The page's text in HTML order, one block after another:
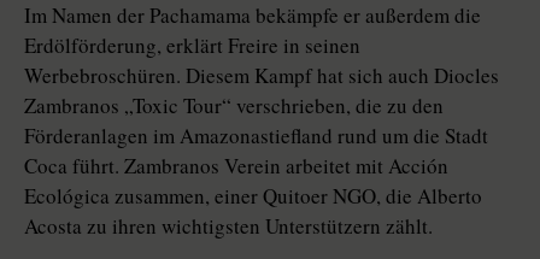
Im Namen der Pachamama bekämpfe er außerdem die
Erdölförderung, erklärt Freire in seinen
Werbebroschüren. Diesem Kampf hat sich auch Diocles
Zambranos „Toxic Tour“ verschrieben, die zu den
Förderanlagen im Amazonastiefland rund um die Stadt
Coca führt. Zambranos Verein arbeitet mit Acción
Ecológica zusammen, einer Quitoer NGO, die Alberto
Acosta zu ihren wichtigsten Unterstützern zählt.